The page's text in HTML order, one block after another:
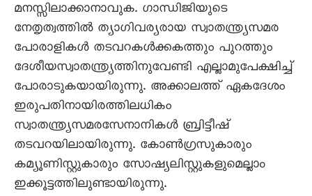
മനസ്സിലാക്കാനാവുക. ഗാന്ധിജിയുടെ
നേതൃത്വത്തിൽ ത്യാഗിവര്യരായ സ്വാതന്ത്ര്യസമര
പോരാളികൾ തടവറകൾക്കകത്തും പുറത്തും
ദേശീയസ്വാതന്ത്ര്യത്തിനുവേണ്ടി എല്ലാമുപേക്ഷിച്ച്
പോരാടുകയായിരുന്നു. അക്കാലത്ത് ഏകദേശം
ഇരുപതിനായിരത്തിലധികം
സ്വാതന്ത്ര്യസമരസേനാനികൾ ബ്രിട്ടീഷ്
തടവറയിലായിരുന്നു. കോൺഗ്രസുകാരും
കമ്യൂണിസ്റ്റുകാരും സോഷ്യലിസ്റ്റുകളുമെല്ലാം
ഇക്കൂട്ടത്തിലുണ്ടായിരുന്നു.